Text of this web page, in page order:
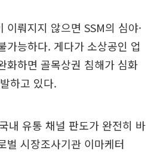
이뤄지지 않으면 SSM의 심야·
가능하다. 게다가 소상공인 업
화하면 골목상권 침해가 심화
하고 있다.
내 유통 채널 판도가 완전히 바
벌 시장조사기관 이마케터